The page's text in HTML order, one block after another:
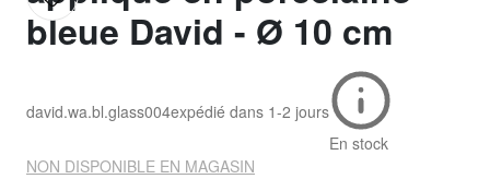
bleue David - Ø 10 cm
david.wa.bl.glass004expédié dans 1-2 jours
En stock
NON DISPONIBLE EN MAGASIN